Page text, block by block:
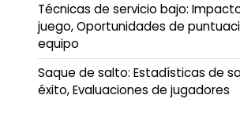
Técnicas de servicio bajo:
juego, Oportunidades de
equipo
Saque de salto: Estadísticas de
éxito, Evaluaciones de jugadores